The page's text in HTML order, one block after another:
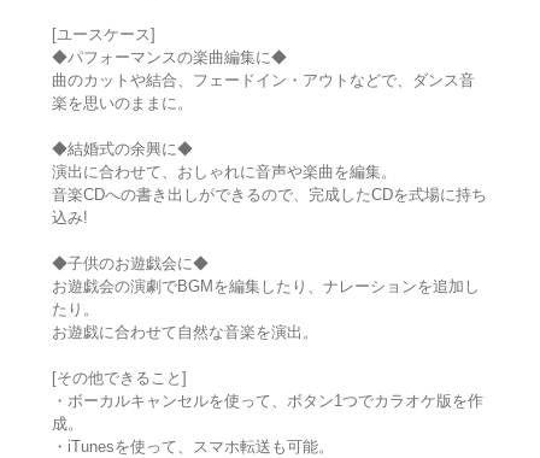
[ユースケース]
◆パフォーマンスの楽曲編集に◆
曲のカットや結合、フェードイン・アウトなどで、ダンス音
楽を思いのままに。
◆結婚式の余興に◆
演出に合わせて、おしゃれに音声や楽曲を編集。
音楽CDへの書き出しができるので、完成したCDを式場に持ち
込み!
◆子供のお遊戯会に◆
お遊戯会の演劇でBGMを編集したり、ナレーションを追加し
たり。
お遊戯に合わせて自然な音楽を演出。
[その他できること]
・ボーカルキャンセルを使って、ボタン1つでカラオケ版を作
成。
・iTunesを使って、スマホ転送も可能。